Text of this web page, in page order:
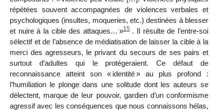
répétées souvent accompagnées de violences verbales et
psychologiques (insultes, moqueries, etc.) destinées à blesser
et nuire à la cible des attaques… »15 . Il résulte de l’entre-soi
sélectif et de l’absence de médiatisation de laisser la cible à la
merci des agresseurs, le privant du secours de ses pairs et
surtout d’adultes qui le protégeraient. Ce défaut de
reconnaissance atteint son « identité» au plus profond :
l’humiliation le plonge dans une solitude dont les auteurs se
délectent, marque de leur pouvoir, gardien d’un conformisme
agressif avec les conséquences que nous connaissons hélas,